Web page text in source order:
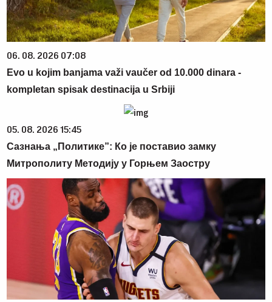
06. 08. 2026 07:08
Evo u kojim banjama važi vaučer od 10.000 dinara -
kompletan spisak destinacija u Srbiji
05. 08. 2026 15:45
Сазнања „Политике”: Ко је поставио замку
Митрополиту Методију у Горњем Заостру